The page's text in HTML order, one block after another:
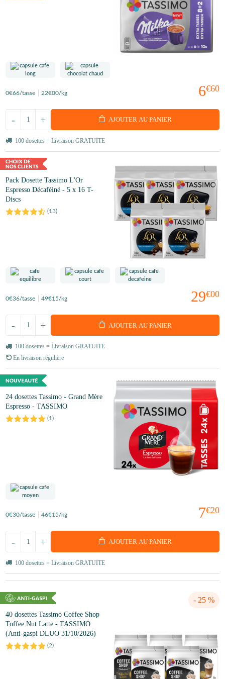
6€60
0€66/tasse 22€00/kg
+
- AJOUTER AU PANIER
100 dosettes = Livraison GRATUITE
Pack Dosette Tassimo L'Or
Espresso Décaféiné - 5 x 16 T-
Discs
(13)
29€00
0€36/tasse 49€15/kg
+
- AJOUTER AU PANIER
100 dosettes = Livraison GRATUITE
En livraison régulière
24 dosettes Tassimo - Grand Mère
Espresso - TASSIMO
(1)
7€20
0€30/tasse 46€15/kg
+
- AJOUTER AU PANIER
100 dosettes = Livraison GRATUITE
- 25 %
40 dosettes Tassimo Coffee Shop
Toffee Nut Latte - TASSIMO
(Anti-gaspi DLUO 31/10/2026)
(2)